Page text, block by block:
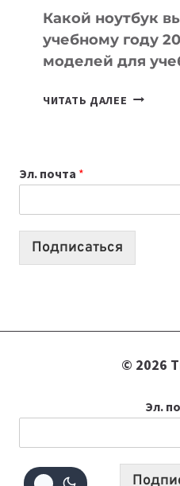
Какой ноутбук
учебному году
моделей для
ЧИТАТЬ ДАЛЕЕ КАКОЙ
2026:
10
Эл. почта *
Подписаться
© 2026
Эл.